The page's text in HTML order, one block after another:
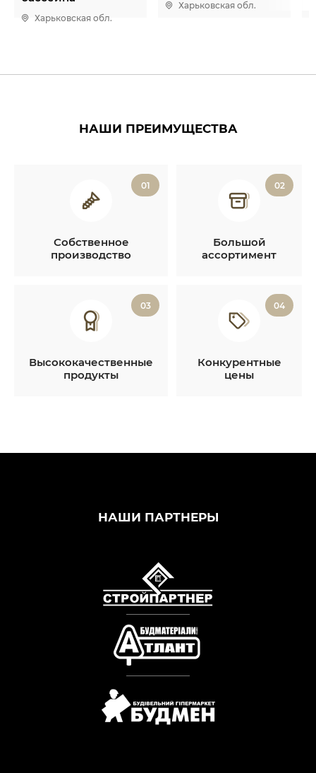
Харьковская обл.
Харьковская обл.
НАШИ ПРЕИМУЩЕСТВА
01
Собственное
производство
02
Большой
ассортимент
03
Высококачественные
продукты
04
Конкурентные
цены
НАШИ ПАРТНЕРЫ